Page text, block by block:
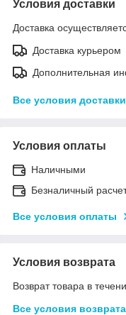
Условия доставки
Доставка
Доставка курьером
Дополнительная
Все условия доставки
Условия оплаты
Наличными
Безналичный
Все условия оплаты
Условия возврата
Возврат товара в
Все условия возврата